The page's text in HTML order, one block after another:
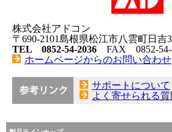
株式会社アドコン
〒690-2101島根県松江市八雲町日吉
TEL 0852-54-2036 FAX 0852-54-
ホームページからのお問い合わせ
サポートについて
よく寄せられる